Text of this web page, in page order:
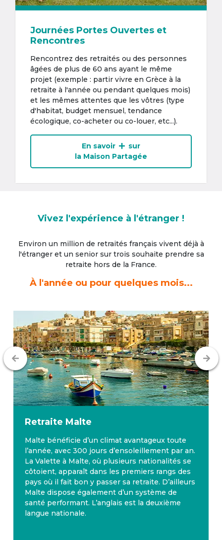
Journées Portes Ouvertes et
Rencontres
Rencontrez des retraités ou des personnes
âgées de plus de 60 ans ayant le même
projet (exemple : partir vivre en Grèce à la
retraite à l'année ou pendant quelques mois)
et les mêmes attentes que les vôtres (type
d'habitat, budget mensuel, tendance
écologique, co-acheter ou co-louer, etc...).
En savoir
sur
la Maison Partagée
Vivez l'expérience à l'étranger !
Environ un million de retraités français vivent déjà à
l'étrangeret un senior sur trois souhaite prendre sa
retraite hors de la France.
À l'année ou pour quelques mois...
Retraite Malte
Malte bénéficie d’un climat avantageux toute
l’année, avec 300 jours d’ensoleillement par an.
La Valette à Malte, où plusieurs nationalités se
côtoient, apparaît dans les premiers rangs des
pays où il fait bon y passer sa retraite. D’ailleurs
Malte dispose également d’un système de
santé performant. L’anglais est la deuxième
langue nationale.